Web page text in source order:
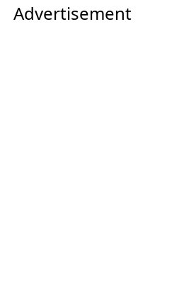
Advertisement